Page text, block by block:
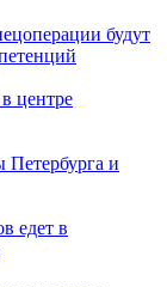
будут
центре
Петербурга и
едет в